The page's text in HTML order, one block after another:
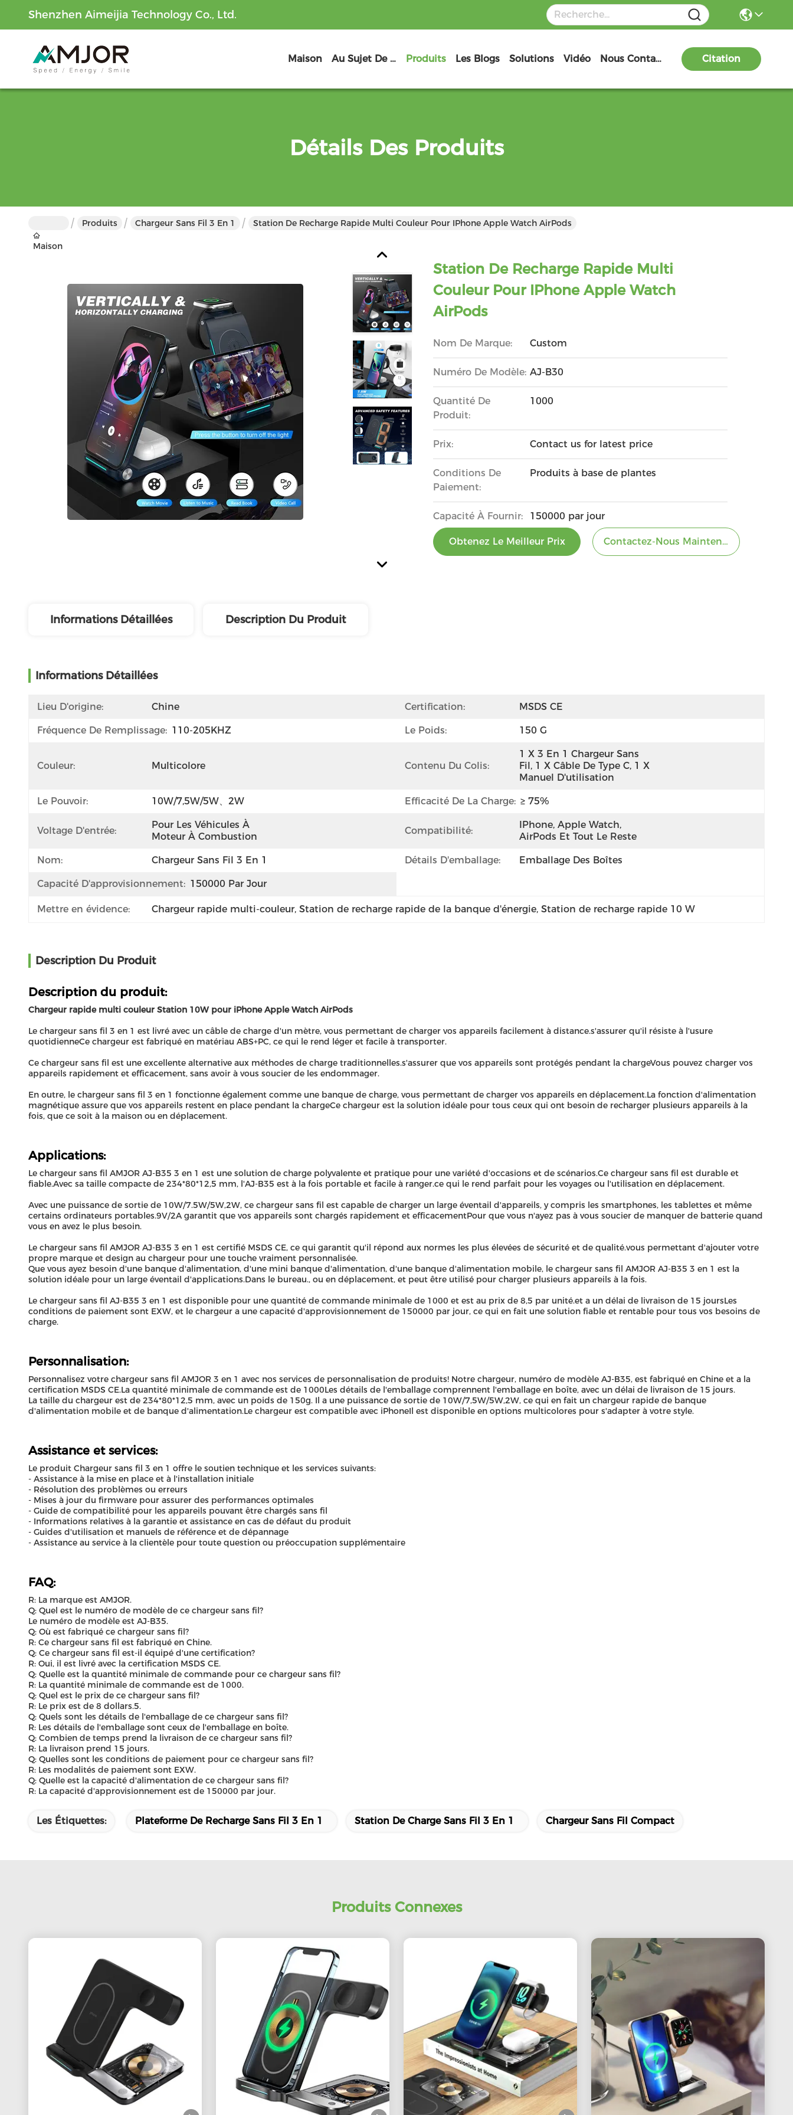
Shenzhen Aimeijia Technology Co., Ltd.
Maison Au Sujet De Nous Produits Les Blogs Solutions Vidéo Nous Contacter Citation
Détails Des Produits
Maison
Produits Chargeur Sans Fil 3 En 1 Station De Recharge Rapide Multi Couleur Pour IPhone Apple Watch AirPods
Station De Recharge Rapide Multi
Couleur Pour IPhone Apple Watch
AirPods
Nom De Marque: Custom
Numéro De Modèle: AJ-B30
Quantité De
Produit:
1000
Prix: Contact us for latest price
Conditions De
Paiement:
Produits à base de plantes
Capacité À Fournir: 150000 par jour
Obtenez Le Meilleur Prix Contactez-Nous Maintenant
Informations Détaillées Description Du Produit
Informations Détaillées
Lieu D'origine: Chine Certification: MSDS CE
Fréquence De Remplissage: 110-205KHZ Le Poids: 150 G
Couleur: Multicolore Contenu Du Colis:
1 X 3 En 1 Chargeur Sans
Fil, 1 X Câble De Type C, 1 X
Manuel D'utilisation
Le Pouvoir: 10W/7,5W/5W、2W Efficacité De La Charge: ≥ 75%
Voltage D'entrée:
Pour Les Véhicules À
Moteur À Combustion
Compatibilité:
IPhone, Apple Watch,
AirPods Et Tout Le Reste
Nom: Chargeur Sans Fil 3 En 1 Détails D'emballage: Emballage Des Boîtes
Capacité D'approvisionnement: 150000 Par Jour
Mettre en évidence: Chargeur rapide multi-couleur, Station de recharge rapide de la banque d'énergie, Station de recharge rapide 10 W
Description Du Produit
Description du produit:
Chargeur rapide multi couleur Station 10W pour iPhone Apple Watch AirPods
Le chargeur sans fil 3 en 1 est livré avec un câble de charge d'un mètre, vous permettant de charger vos appareils facilement à distance.s'assurer qu'il résiste à l'usure
quotidienneCe chargeur est fabriqué en matériau ABS+PC, ce qui le rend léger et facile à transporter.
Ce chargeur sans fil est une excellente alternative aux méthodes de charge traditionnelles.s'assurer que vos appareils sont protégés pendant la chargeVous pouvez charger vos
appareils rapidement et efficacement, sans avoir à vous soucier de les endommager.
En outre, le chargeur sans fil 3 en 1 fonctionne également comme une banque de charge, vous permettant de charger vos appareils en déplacement.La fonction d'alimentation
magnétique assure que vos appareils restent en place pendant la chargeCe chargeur est la solution idéale pour tous ceux qui ont besoin de recharger plusieurs appareils à la
fois, que ce soit à la maison ou en déplacement.
Applications:
Le chargeur sans fil AMJOR AJ-B35 3 en 1 est une solution de charge polyvalente et pratique pour une variété d'occasions et de scénarios.Ce chargeur sans fil est durable et
fiable.Avec sa taille compacte de 234*80*12,5 mm, l'AJ-B35 est à la fois portable et facile à ranger.ce qui le rend parfait pour les voyages ou l'utilisation en déplacement.
Avec une puissance de sortie de 10W/7.5W/5W,2W, ce chargeur sans fil est capable de charger un large éventail d'appareils, y compris les smartphones, les tablettes et même
certains ordinateurs portables.9V/2A garantit que vos appareils sont chargés rapidement et efficacementPour que vous n'ayez pas à vous soucier de manquer de batterie quand
vous en avez le plus besoin.
Le chargeur sans fil AMJOR AJ-B35 3 en 1 est certifié MSDS CE, ce qui garantit qu'il répond aux normes les plus élevées de sécurité et de qualité.vous permettant d'ajouter votre
propre marque et design au chargeur pour une touche vraiment personnalisée.
Que vous ayez besoin d'une banque d'alimentation, d'une mini banque d'alimentation, d'une banque d'alimentation mobile, le chargeur sans fil AMJOR AJ-B35 3 en 1 est la
solution idéale pour un large éventail d'applications.Dans le bureau., ou en déplacement, et peut être utilisé pour charger plusieurs appareils à la fois.
Le chargeur sans fil AJ-B35 3 en 1 est disponible pour une quantité de commande minimale de 1000 et est au prix de 8,5 par unité.et a un délai de livraison de 15 joursLes
conditions de paiement sont EXW, et le chargeur a une capacité d'approvisionnement de 150000 par jour, ce qui en fait une solution fiable et rentable pour tous vos besoins de
charge.
Personnalisation:
Personnalisez votre chargeur sans fil AMJOR 3 en 1 avec nos services de personnalisation de produits! Notre chargeur, numéro de modèle AJ-B35, est fabriqué en Chine et a la
certification MSDS CE.La quantité minimale de commande est de 1000Les détails de l'emballage comprennent l'emballage en boîte, avec un délai de livraison de 15 jours.
La taille du chargeur est de 234*80*12,5 mm, avec un poids de 150g. Il a une puissance de sortie de 10W/7,5W/5W,2W, ce qui en fait un chargeur rapide de banque
d'alimentation mobile et de banque d'alimentation.Le chargeur est compatible avec iPhoneIl est disponible en options multicolores pour s'adapter à votre style.
Assistance et services:
Le produit Chargeur sans fil 3 en 1 offre le soutien technique et les services suivants:
- Assistance à la mise en place et à l'installation initiale
- Résolution des problèmes ou erreurs
- Mises à jour du firmware pour assurer des performances optimales
- Guide de compatibilité pour les appareils pouvant être chargés sans fil
- Informations relatives à la garantie et assistance en cas de défaut du produit
- Guides d'utilisation et manuels de référence et de dépannage
- Assistance au service à la clientèle pour toute question ou préoccupation supplémentaire
FAQ:
R: La marque est AMJOR.
Q: Quel est le numéro de modèle de ce chargeur sans fil?
Le numéro de modèle est AJ-B35.
Q: Où est fabriqué ce chargeur sans fil?
R: Ce chargeur sans fil est fabriqué en Chine.
Q: Ce chargeur sans fil est-il équipé d'une certification?
R: Oui, il est livré avec la certification MSDS CE.
Q: Quelle est la quantité minimale de commande pour ce chargeur sans fil?
R: La quantité minimale de commande est de 1000.
Q: Quel est le prix de ce chargeur sans fil?
R: Le prix est de 8 dollars.5.
Q: Quels sont les détails de l'emballage de ce chargeur sans fil?
R: Les détails de l'emballage sont ceux de l'emballage en boîte.
Q: Combien de temps prend la livraison de ce chargeur sans fil?
R: La livraison prend 15 jours.
Q: Quelles sont les conditions de paiement pour ce chargeur sans fil?
R: Les modalités de paiement sont EXW.
Q: Quelle est la capacité d'alimentation de ce chargeur sans fil?
R: La capacité d'approvisionnement est de 150000 par jour.
Les Étiquettes: Plateforme De Recharge Sans Fil 3 En 1 Station De Charge Sans Fil 3 En 1 Chargeur Sans Fil Compact
Produits Connexes